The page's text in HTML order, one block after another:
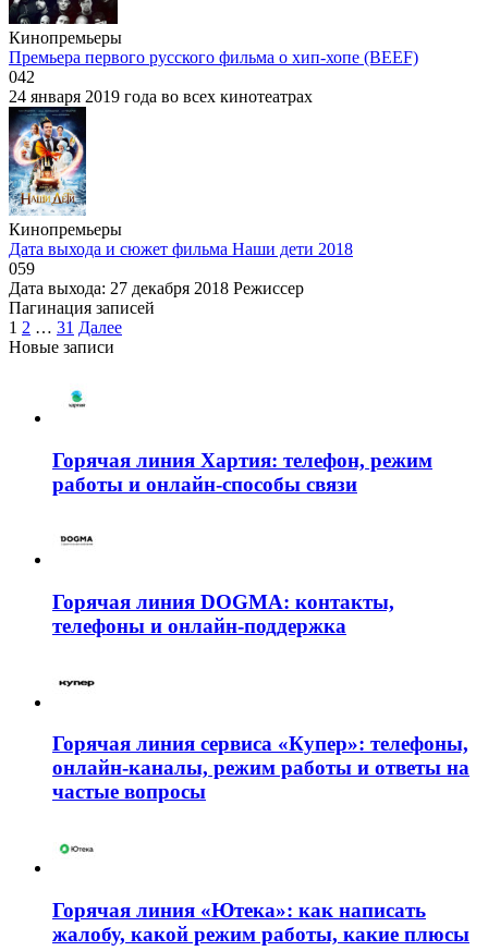
Кинопремьеры
Премьера первого русского фильма о хип-хопе (BEEF)
042
24 января 2019 года во всех кинотеатрах
Кинопремьеры
Дата выхода и сюжет фильма Наши дети 2018
059
Дата выхода: 27 декабря 2018 Режиссер
Пагинация записей
1 2 … 31 Далее
Новые записи
Горячая линия Хартия: телефон, режим
работы и онлайн-способы связи
Горячая линия DOGMA: контакты,
телефоны и онлайн-поддержка
Горячая линия сервиса «Купер»: телефоны,
онлайн-каналы, режим работы и ответы на
частые вопросы
Горячая линия «Ютека»: как написать
жалобу, какой режим работы, какие плюсы